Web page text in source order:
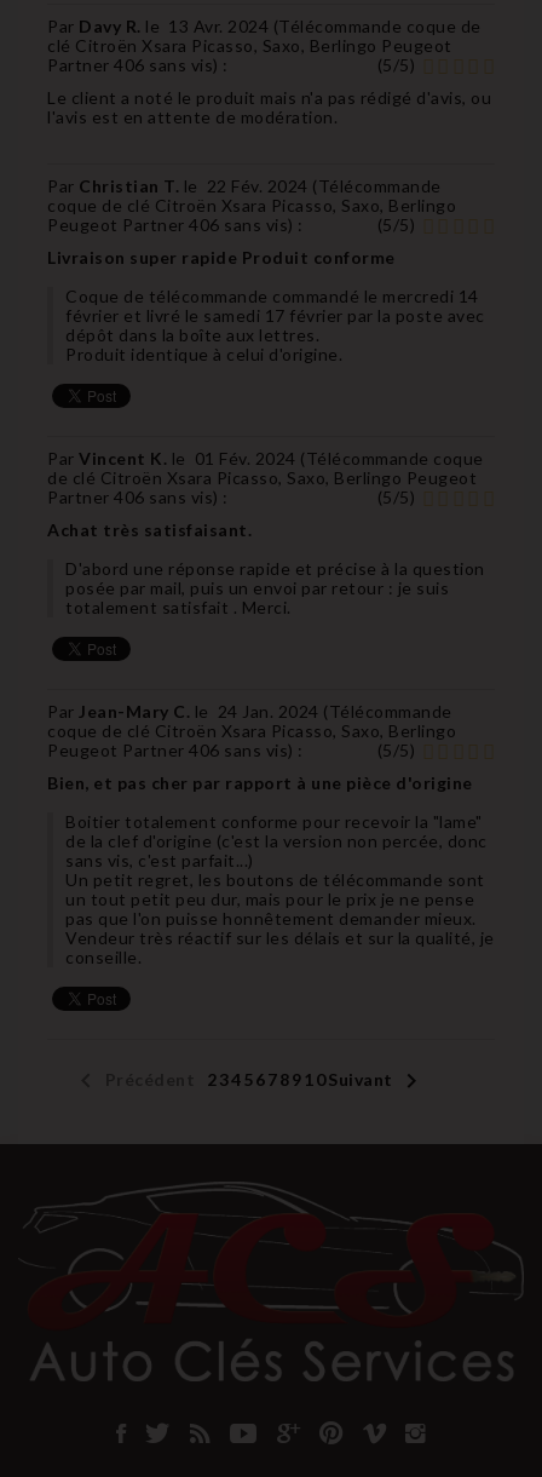
Par Davy R. le 13 Avr. 2024 (Télécommande coque de
clé Citroën Xsara Picasso, Saxo, Berlingo Peugeot
Partner 406 sans vis) : (5/5)
Le client a noté le produit mais n'a pas rédigé d'avis, ou
l'avis est en attente de modération.
Par Christian T. le 22 Fév. 2024 (Télécommande
coque de clé Citroën Xsara Picasso, Saxo, Berlingo
Peugeot Partner 406 sans vis) : (5/5)
Livraison super rapide Produit conforme
Coque de télécommande commandé le mercredi 14
février et livré le samedi 17 février par la poste avec
dépôt dans la boîte aux lettres.
Produit identique à celui d'origine.
Par Vincent K. le 01 Fév. 2024 (Télécommande coque
de clé Citroën Xsara Picasso, Saxo, Berlingo Peugeot
Partner 406 sans vis) : (5/5)
Achat très satisfaisant.
D'abord une réponse rapide et précise à la question
posée par mail, puis un envoi par retour : je suis
totalement satisfait . Merci.
Par Jean-Mary C. le 24 Jan. 2024 (Télécommande
coque de clé Citroën Xsara Picasso, Saxo, Berlingo
Peugeot Partner 406 sans vis) : (5/5)
Bien, et pas cher par rapport à une pièce d'origine
Boitier totalement conforme pour recevoir la "lame"
de la clef d'origine (c'est la version non percée, donc
sans vis, c'est parfait...)
Un petit regret, les boutons de télécommande sont
un tout petit peu dur, mais pour le prix je ne pense
pas que l'on puisse honnêtement demander mieux.
Vendeur très réactif sur les délais et sur la qualité, je
conseille.
234 56789 10Suivant 